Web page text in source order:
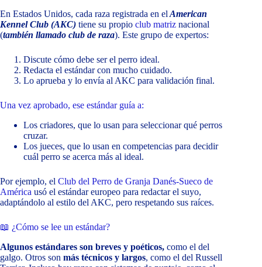
En Estados Unidos, cada raza registrada en el American
Kennel Club (AKC) tiene su propio club matriz nacional
(también llamado club de raza). Este grupo de expertos:
Discute cómo debe ser el perro ideal.
Redacta el estándar con mucho cuidado.
Lo aprueba y lo envía al AKC para validación final.
Una vez aprobado, ese estándar guía a:
Los criadores, que lo usan para seleccionar qué perros
cruzar.
Los jueces, que lo usan en competencias para decidir
cuál perro se acerca más al ideal.
Por ejemplo, el Club del Perro de Granja Danés-Sueco de
América usó el estándar europeo para redactar el suyo,
adaptándolo al estilo del AKC, pero respetando sus raíces.
📖 ¿Cómo se lee un estándar?
Algunos estándares son breves y poéticos, como el del
galgo. Otros son más técnicos y largos, como el del Russell